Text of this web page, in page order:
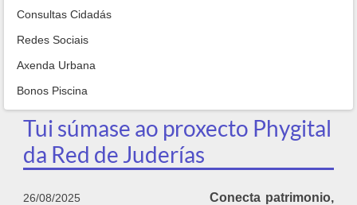
Consultas Cidadás
Redes Sociais
Axenda Urbana
Bonos Piscina
Tui súmase ao proxecto Phygital
da Red de Juderías
26/08/2025
Conecta patrimonio,